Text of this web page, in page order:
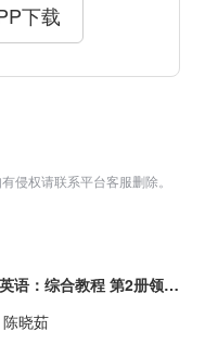
下载
侵权请联系平台客服删除。
领航大学英语：综合教程 第2册领航大学英语：综合教程 第2册
陈晓茹